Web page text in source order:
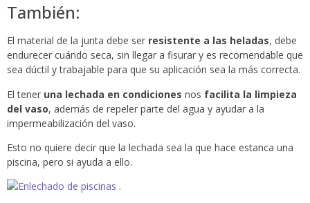
También:
El material de la junta debe ser resistente a las heladas, debe
endurecer cuándo seca, sin llegar a fisurar y es recomendable que
sea dúctil y trabajable para que su aplicación sea la más correcta.
El tener una lechada en condiciones nos facilita la limpieza
del vaso, además de repeler parte del agua y ayudar a la
impermeabilización del vaso.
Esto no quiere decir que la lechada sea la que hace estanca una
piscina, pero si ayuda a ello.